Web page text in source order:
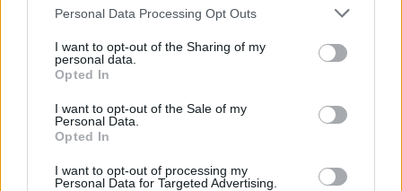
Personal Data Processing Opt Outs
I want to opt-out of the Sharing of my
personal data.
Opted In
I want to opt-out of the Sale of my
Personal Data.
Opted In
I want to opt-out of processing my
Personal Data for Targeted Advertising.
ΣΧΕΤΙΚA AΡΘΡΑ
Μεγάλη φωτιά στο Μουζάκι Ηλείας